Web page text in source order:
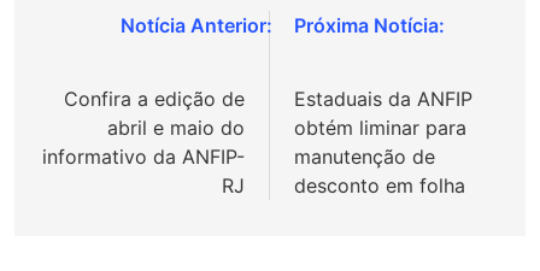
Navegação
Post
Confira a edição de
abril e maio do
informativo da ANFIP-
RJ
Estaduais da ANFIP
obtém liminar para
manutenção de
desconto em folha